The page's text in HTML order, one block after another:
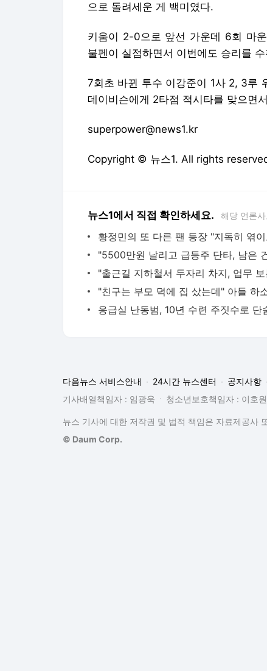
으로 돌려세운 게 백미였다.
키움이 2-0으로 앞선 가운데 6회 마
불펜이 실점하면서 이번에도 승리를
7회초 바뀐 투수 이강준이 1사 2, 3루
데이비슨에게 2타점 적시타를 맞으면
superpower@news1.kr
Copyright © 뉴스1. All rights
뉴스1에서 직접 확인하세요. 해당 언론
다음뉴스 서비스안내 24시간 뉴스센터 공지사항
기사배열책임자 : 임광욱
청소년보호책임자 : 이호원
뉴스 기사에 대한 저작권 및 법적 책임은 자료제공사
© Daum Corp.